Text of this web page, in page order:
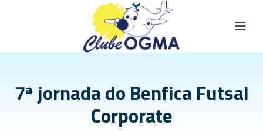
7ª jornada do Benfica Futsal
Corporate